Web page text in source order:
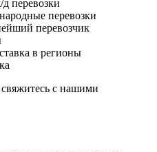
перевозки
перевозки
перевозчик
в регионы
с нашими